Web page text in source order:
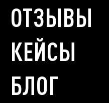
ОТЗЫВЫ
КЕЙСЫ
БЛОГ